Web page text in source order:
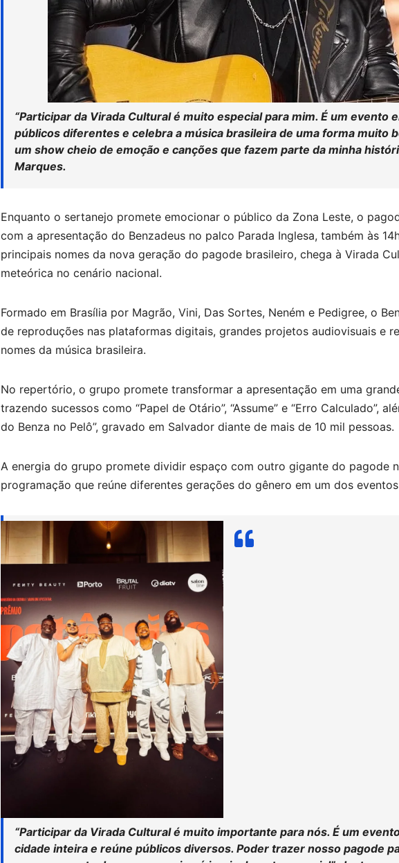
“Participar da Virada Cultural é muito especial para mim. É um evento
públicos diferentes e celebra a música brasileira de uma forma muito
um show cheio de emoção e canções que fazem parte da minha
Marques.
Enquanto o sertanejo promete emocionar o público da Zona Leste, o
com a apresentação do Benzadeus no palco Parada Inglesa, também às
principais nomes da nova geração do pagode brasileiro, chega à Virada
meteórica no cenário nacional.
Formado em Brasília por Magrão, Vini, Das Sortes, Neném e Pedigree, o
de reproduções nas plataformas digitais, grandes projetos audiovisuais e
nomes da música brasileira.
No repertório, o grupo promete transformar a apresentação em uma
trazendo sucessos como “Papel de Otário”, “Assume” e “Erro Calculado”,
do Benza no Pelô”, gravado em Salvador diante de mais de 10 mil pessoas.
A energia do grupo promete dividir espaço com outro gigante do pagode
programação que reúne diferentes gerações do gênero em um dos
“Participar da Virada Cultural é muito importante para nós. É um
cidade inteira e reúne públicos diversos. Poder trazer nosso pagode